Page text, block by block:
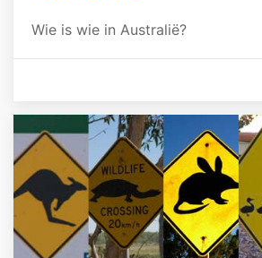
Wie is wie in Australië?